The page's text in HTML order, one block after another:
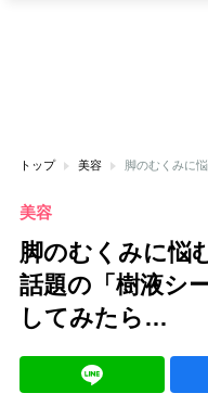
トップ 美容
美容
脚のむくみに悩
話題の「樹液シ
してみたら…